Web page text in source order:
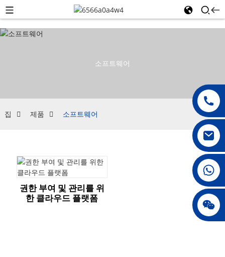
소프트웨어
집 제품 소프트웨어
권한 부여 및 관리를 위
한 클라우드 플랫폼